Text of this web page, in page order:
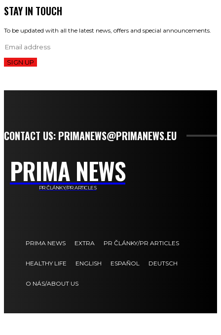
STAY IN TOUCH
To be updated with all the latest news, offers and special announcements.
SIGN UP
CONTACT US: PRIMANEWS@PRIMANEWS.EU
PRIMA NEWS
PR ČLÁNKY/PR ARTICLES
PRIMA NEWS EXTRA PR ČLÁNKY/PR ARTICLES
HEALTHY LIFE ENGLISH ESPAÑOL DEUTSCH
O NÁS/ABOUT US